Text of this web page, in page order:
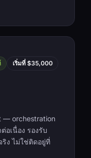
เริ่มที่ $35,000
— orchestration
อเนื่อง รองรับ
ง ไม่ใช่ติดอยู่ที่